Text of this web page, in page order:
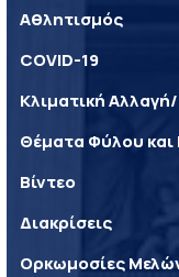
Αθλητισμός
COVID-19
Κλιματική
Θέματα Φύλου και
Βίντεο
Διακρίσεις
Ορκωμοσίες